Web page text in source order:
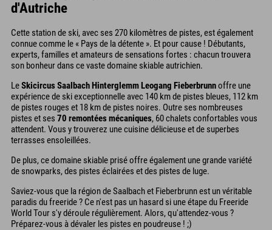
d'Autriche
Cette station de ski, avec ses 270 kilomètres de pistes, est également
connue comme le « Pays de la détente ». Et pour cause ! Débutants,
experts, familles et amateurs de sensations fortes : chacun trouvera
son bonheur dans ce vaste domaine skiable autrichien.
LeSkicircus Saalbach Hinterglemm Leogang Fieberbrunnoffre une
expérience de ski exceptionnelle avec 140 km de pistes bleues, 112 km
de pistes rouges et 18 km de pistes noires. Outre ses nombreuses
pistes et ses 70 remontées mécaniques, 60 chalets confortables vous
attendent. Vous y trouverez une cuisine délicieuse et de superbes
terrasses ensoleillées.
De plus, ce domaine skiable prisé offre également une grande variété
de snowparks, des pistes éclairées et des pistes de luge.
Saviez-vous que la région de Saalbach et Fieberbrunn est un véritable
paradis du freeride ? Ce n'est pas un hasard si une étape du Freeride
World Tour s'y déroule régulièrement. Alors, qu'attendez-vous ?
Préparez-vous à dévaler les pistes en poudreuse ! ;)